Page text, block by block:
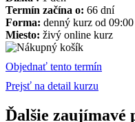
Termín začína o: 66 dní
Forma: denný kurz od
Miesto: živý online kurz
Objednať tento termín
Prejsť na detail kurzu
Ďalšie zaujímavé